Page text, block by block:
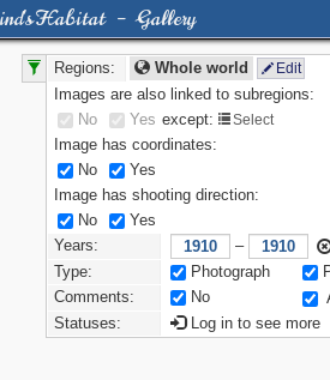
Habitat – Gallery
Regions: Whole world Edit
Images are also linked to subregions:
No
Yes except: Select
Image has coordinates:
No
Yes
Image has shooting direction:
No
Yes
Years:
–
Type:
Photograph
Comments:
No
Statuses:
Log in to see more